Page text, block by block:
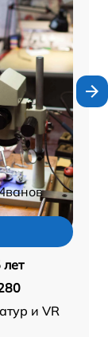
лет
и VR